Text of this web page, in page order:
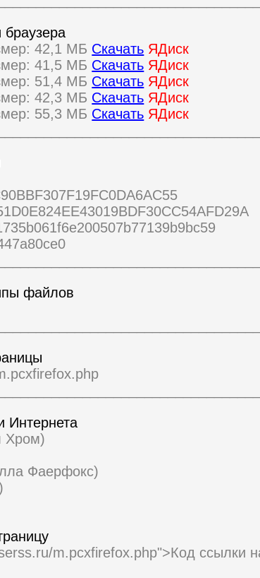
42,1 МБ Скачать ЯДиск
41,5 МБ Скачать ЯДиск
51,4 МБ Скачать ЯДиск
42,3 МБ Скачать ЯДиск
55,3 МБ Скачать ЯДиск
файлов
Интернета
Хром)
Фаерфокс)
m.pcxfirefox.php">Код ссылки